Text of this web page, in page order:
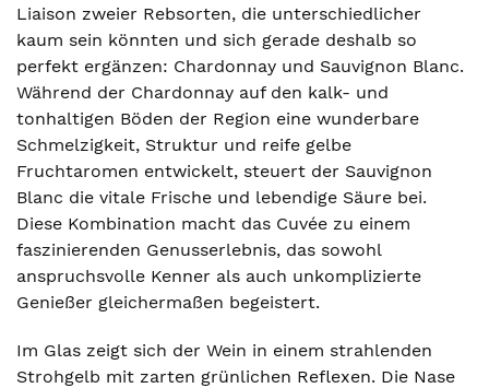
Liaison zweier Rebsorten, die unterschiedlicher
kaum sein könnten und sich gerade deshalb so
perfekt ergänzen: Chardonnay und Sauvignon Blanc.
Während der Chardonnay auf den kalk- und
tonhaltigen Böden der Region eine wunderbare
Schmelzigkeit, Struktur und reife gelbe
Fruchtaromen entwickelt, steuert der Sauvignon
Blanc die vitale Frische und lebendige Säure bei.
Diese Kombination macht das Cuvée zu einem
faszinierenden Genusserlebnis, das sowohl
anspruchsvolle Kenner als auch unkomplizierte
Genießer gleichermaßen begeistert.
Im Glas zeigt sich der Wein in einem strahlenden
Strohgelb mit zarten grünlichen Reflexen. Die Nase